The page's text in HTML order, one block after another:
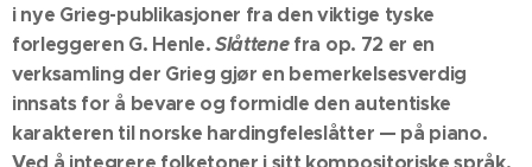
i nye Grieg-publikasjoner fra den viktige tyske
forleggeren G. Henle.Slåttenefra op. 72 er en
verksamling der Grieg gjør en bemerkelsesverdig
innsats for å bevare og formidle den autentiske
karakteren til norske hardingfeleslåtter — på piano.